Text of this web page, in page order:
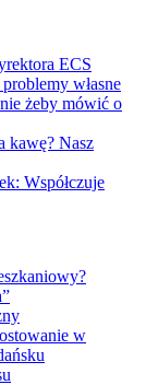
ECS
własne
żeby mówić o
kawę? Nasz
Współczuje
w